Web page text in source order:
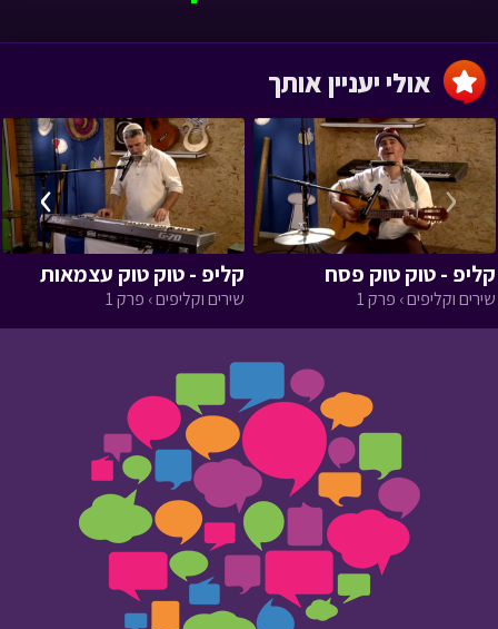
קליפ - טוק טוק פסח
שירים וקליפים › פרק 1
קליפ - טוק טוק עצמאות
שירים וקליפים › פרק 1
‹
›